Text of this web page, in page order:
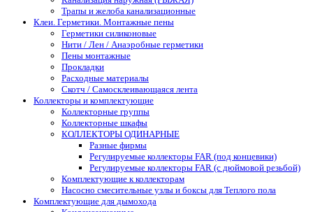
Трапы и желоба канализационные
Клеи. Герметики. Монтажные пены
Герметики силиконовые
Нити / Лен / Анаэробные герметики
Пены монтажные
Прокладки
Расходные материалы
Скотч / Самосклеивающаяся лента
Коллекторы и комплектующие
Коллекторные группы
Коллекторные шкафы
КОЛЛЕКТОРЫ ОДИНАРНЫЕ
Разные фирмы
Регулируемые коллекторы FAR (под концевики)
Регулируемые коллекторы FAR (с дюймовой резьбой)
Комплектующие к коллекторам
Насосно смесительные узлы и боксы для Теплого пола
Комплектующие для дымохода